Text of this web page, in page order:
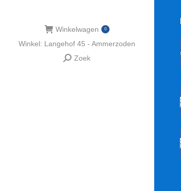
Winkelwagen 0
Winkel: Langehof 45 - Ammerzoden
Zoeken:
Zoek